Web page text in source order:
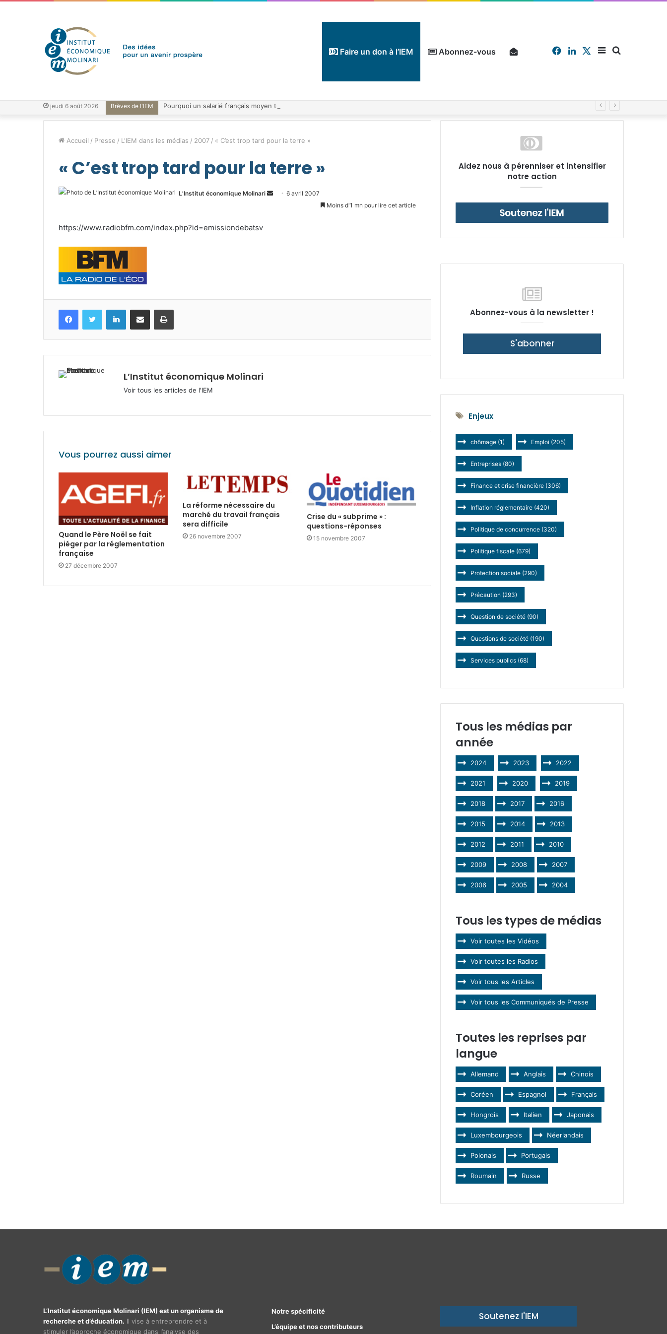
Faire un don à l’IEM Abonnez-vous Sidebar
X
Linkedin
Facebook
jeudi 6 août 2026 Brèves de l'IEM
Accueil / Presse / L'IEM dans les médias / 2007 / « C’est trop tard pour la terre »
« C’est trop tard pour la terre »
L’Institut économique Molinari
Envoyer6 avril 2007
Moins d'1 mn pour lire cet article
https://www.radiobfm.com/index.php?id=emissiondebatsv
FacebookTwitter LinkedinPartagez par mail Imprimez
L’Institut économique Molinari
Voir tous les articles de l'IEM
Vous pourrez aussi aimer
Quand le Père Noël se fait
piéger par la réglementation
française
27 décembre 2007
La réforme nécessaire du
marché du travail français
sera difficile
26 novembre 2007
Crise du « subprime » :
questions-réponses
15 novembre 2007
Aidez nous à pérenniser et intensifier
notre action
Abonnez-vous à la newsletter !
S'abonner
Enjeux
chômage (1) Emploi (205)
Entreprises (80)
Finance et crise financière (306)
Inflation réglementaire (420)
Politique de concurrence (320)
Politique fiscale (679)
Protection sociale (290)
Précaution (293)
Question de société (90)
Questions de société (190)
Services publics (68)
Tous les médias par
année
2024 2023 2022
2021 2020 2019
2018 2017 2016
2015 2014 2013
2012 2011 2010
2009 2008 2007
2006 2005 2004
Tous les types de médias
Voir toutes les Vidéos
Voir toutes les Radios
Voir tous les Articles
Voir tous les Communiqués de Presse
Toutes les reprises par
langue
Allemand Anglais Chinois
Coréen Espagnol Français
Hongrois Italien Japonais
Luxembourgeois Néerlandais
Polonais Portugais
Roumain Russe
L’Institut économique Molinari (IEM) est un organisme de
recherche et d’éducation. Il vise à entreprendre et à
stimuler l’approche économique dans l’analyse des
Notre spécificité
L’équipe et nos contributeurs
Soutenez l'IEM